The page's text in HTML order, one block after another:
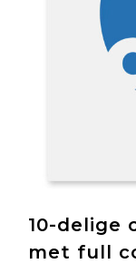
10-delige
met full